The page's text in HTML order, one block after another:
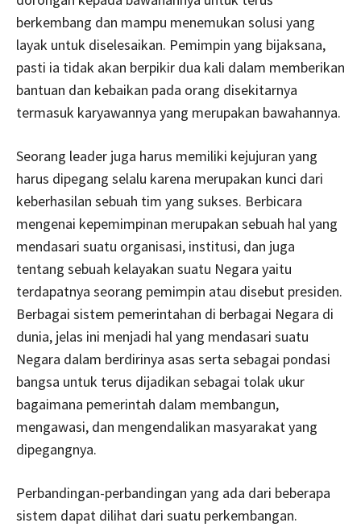
berkembang dan mampu menemukan solusi yang
layak untuk diselesaikan. Pemimpin yang bijaksana,
pasti ia tidak akan berpikir dua kali dalam memberikan
bantuan dan kebaikan pada orang disekitarnya
termasuk karyawannya yang merupakan bawahannya.
Seorang leader juga harus memiliki kejujuran yang
harus dipegang selalu karena merupakan kunci dari
keberhasilan sebuah tim yang sukses. Berbicara
mengenai kepemimpinan merupakan sebuah hal yang
mendasari suatu organisasi, institusi, dan juga
tentang sebuah kelayakan suatu Negara yaitu
terdapatnya seorang pemimpin atau disebut presiden.
Berbagai sistem pemerintahan di berbagai Negara di
dunia, jelas ini menjadi hal yang mendasari suatu
Negara dalam berdirinya asas serta sebagai pondasi
bangsa untuk terus dijadikan sebagai tolak ukur
bagaimana pemerintah dalam membangun,
mengawasi, dan mengendalikan masyarakat yang
dipegangnya.
Perbandingan-perbandingan yang ada dari beberapa
sistem dapat dilihat dari suatu perkembangan.